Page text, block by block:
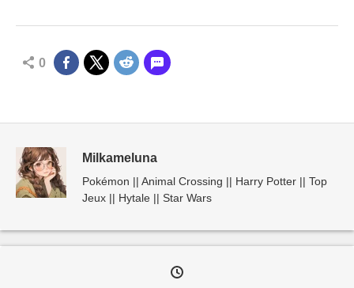
0
Milkameluna
Pokémon || Animal Crossing || Harry Potter || Top
Jeux || Hytale || Star Wars